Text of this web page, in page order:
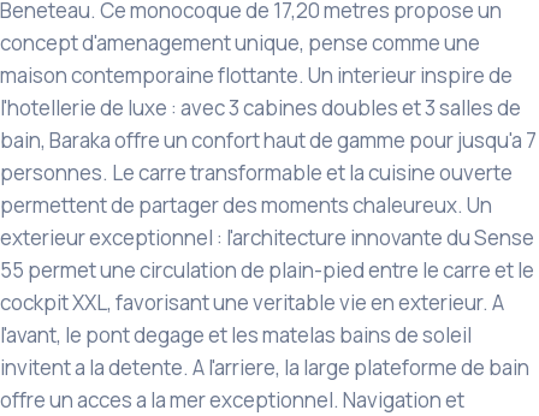
Beneteau. Ce monocoque de 17,20 metres propose un
concept d'amenagement unique, pense comme une
maison contemporaine flottante. Un interieur inspire de
l'hotellerie de luxe : avec 3 cabines doubles et 3 salles de
bain, Baraka offre un confort haut de gamme pour jusqu'a 7
personnes. Le carre transformable et la cuisine ouverte
permettent de partager des moments chaleureux. Un
exterieur exceptionnel : l'architecture innovante du Sense
55 permet une circulation de plain-pied entre le carre et le
cockpit XXL, favorisant une veritable vie en exterieur. A
l'avant, le pont degage et les matelas bains de soleil
invitent a la detente. A l'arriere, la large plateforme de bain
offre un acces a la mer exceptionnel. Navigation et